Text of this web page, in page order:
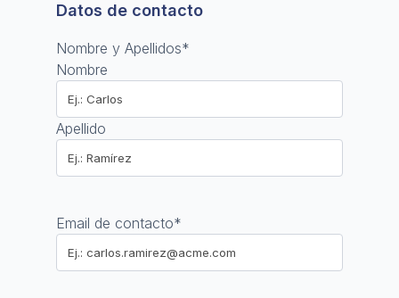
Datos de contacto
Nombre y Apellidos*
Nombre
Apellido
Email de contacto*